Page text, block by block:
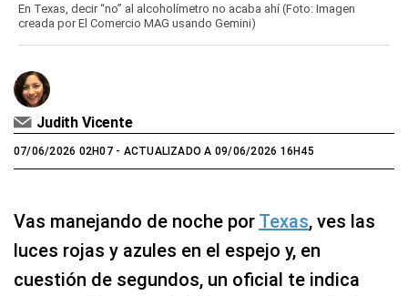
En Texas, decir “no” al alcoholímetro no acaba ahí (Foto: Imagen
creada por El Comercio MAG usando Gemini)
Judith Vicente
07/06/2026 02H07- ACTUALIZADO A 09/06/2026 16H45
Vas manejando de noche por Texas, ves las
luces rojas y azules en el espejo y, en
cuestión de segundos, un oficial te indica